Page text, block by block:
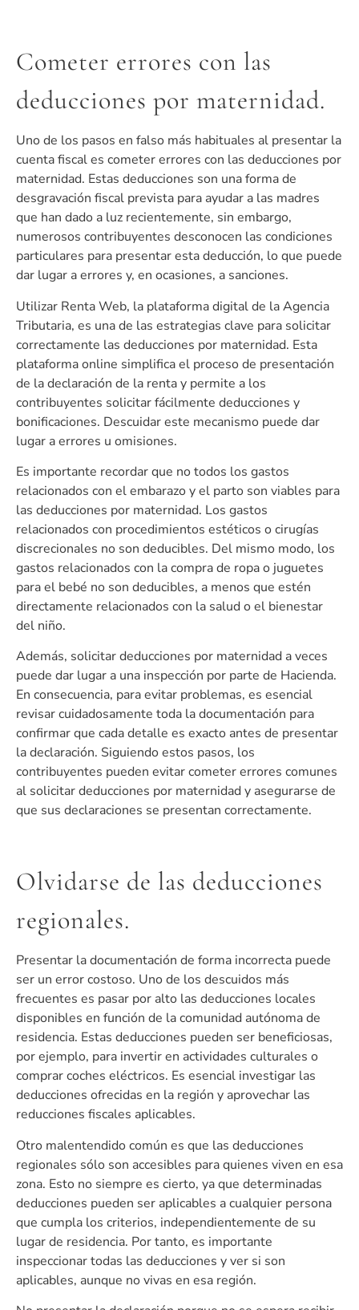
Cometer errores con las
deducciones por maternidad.
Uno de los pasos en falso más habituales al presentar la
cuenta fiscal es cometer errores con las deducciones por
maternidad. Estas deducciones son una forma de
desgravación fiscal prevista para ayudar a las madres
que han dado a luz recientemente, sin embargo,
numerosos contribuyentes desconocen las condiciones
particulares para presentar esta deducción, lo que puede
dar lugar a errores y, en ocasiones, a sanciones.
Utilizar Renta Web, la plataforma digital de la Agencia
Tributaria, es una de las estrategias clave para solicitar
correctamente las deducciones por maternidad. Esta
plataforma online simplifica el proceso de presentación
de la declaración de la renta y permite a los
contribuyentes solicitar fácilmente deducciones y
bonificaciones. Descuidar este mecanismo puede dar
lugar a errores u omisiones.
Es importante recordar que no todos los gastos
relacionados con el embarazo y el parto son viables para
las deducciones por maternidad. Los gastos
relacionados con procedimientos estéticos o cirugías
discrecionales no son deducibles. Del mismo modo, los
gastos relacionados con la compra de ropa o juguetes
para el bebé no son deducibles, a menos que estén
directamente relacionados con la salud o el bienestar
del niño.
Además, solicitar deducciones por maternidad a veces
puede dar lugar a una inspección por parte de Hacienda.
En consecuencia, para evitar problemas, es esencial
revisar cuidadosamente toda la documentación para
confirmar que cada detalle es exacto antes de presentar
la declaración. Siguiendo estos pasos, los
contribuyentes pueden evitar cometer errores comunes
al solicitar deducciones por maternidad y asegurarse de
que sus declaraciones se presentan correctamente.
Olvidarse de las deducciones
regionales.
Presentar la documentación de forma incorrecta puede
ser un error costoso. Uno de los descuidos más
frecuentes es pasar por alto las deducciones locales
disponibles en función de la comunidad autónoma de
residencia. Estas deducciones pueden ser beneficiosas,
por ejemplo, para invertir en actividades culturales o
comprar coches eléctricos. Es esencial investigar las
deducciones ofrecidas en la región y aprovechar las
reducciones fiscales aplicables.
Otro malentendido común es que las deducciones
regionales sólo son accesibles para quienes viven en esa
zona. Esto no siempre es cierto, ya que determinadas
deducciones pueden ser aplicables a cualquier persona
que cumpla los criterios, independientemente de su
lugar de residencia. Por tanto, es importante
inspeccionar todas las deducciones y ver si son
aplicables, aunque no vivas en esa región.